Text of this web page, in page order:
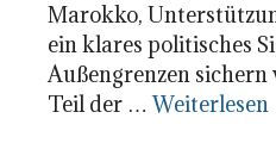
Marokko,
ein klares politisches
Außengrenzen sichern
Teil der …Weiterlesen